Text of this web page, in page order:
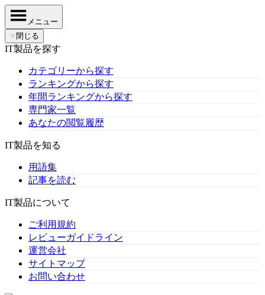
メニュー
✕ 閉じる
IT製品を探す
カテゴリーから探す
ランキングから探す
年間ランキングから探す
専門家一覧
あなたの閲覧履歴
IT製品を知る
用語集
記事を読む
IT製品について
ご利用規約
レビューガイドライン
運営会社
サイトマップ
お問い合わせ